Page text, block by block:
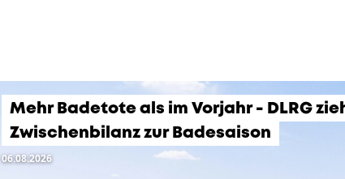
Mehr Badetote als im Vorjahr - DLRG
Zwischenbilanz zur Badesaison
06.08.2026